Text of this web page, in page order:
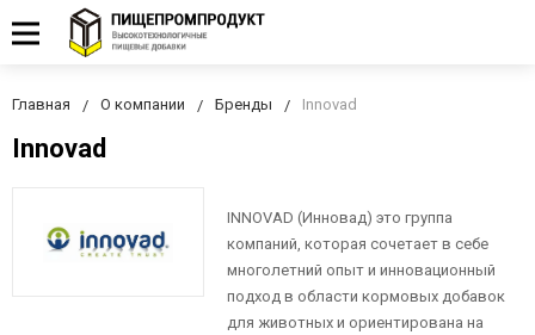
Главная О компании Бренды Innovad
Innovad
INNOVAD (Инновад) это группа
компаний, которая сочетает в себе
многолетний опыт и инновационный
подход в области кормовых добавок
для животных и ориентирована на